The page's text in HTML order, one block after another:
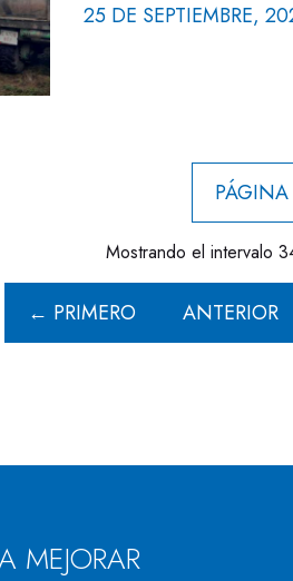
25 DE SEPTIEMBRE,
Mostrando el intervalo
← PRIMERO ANTERIOR
MEJORAR